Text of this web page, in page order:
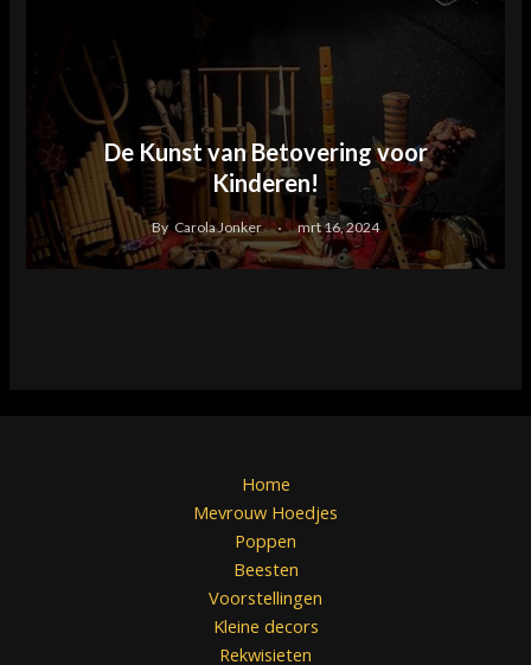
De Kunst van Betovering voor
Kinderen!
By Carola Jonker mrt 16, 2024
Home
Mevrouw Hoedjes
Poppen
Beesten
Voorstellingen
Kleine decors
Rekwisieten